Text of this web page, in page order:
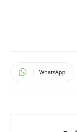
WhatsApp